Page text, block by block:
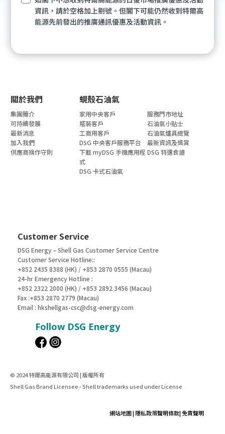
關於我們 蜆殼石油氣
集團簡介
可持續發展
最新消息
加入我們
供應商操作守則
家用中央客戶
瓶裝客戶
工商用客戶
DSG 中央客戶服務平台
下載 myDSG 手機應用程
式
DSG 卡式石油氣
服務門市地址
石油氣小貼士
石油氣爐具總覽
最新資訊及獎賞
DSG 特選食譜
Customer Service
DSG Energy – Shell Gas Customer Service Centre
Customer Service Hotline::
+852 2435 8388 (HK) / +853 2870 0555 (Macau)
24-hr Emergency Hotline :
+852 2322 2000 (HK) / +853 2892 3456 (Macau)
Fax :+853 2870 2779 (Macau)
Email : hkshellgas-csc@dsg-energy.com
Follow DSG Energy
© 2024 特爾高能源有限公司 | 版權所有
Shell Gas Brand Licensee - Shell trademarks used under License
網站地圖| 隱私政策聲明條款| 免責聲明